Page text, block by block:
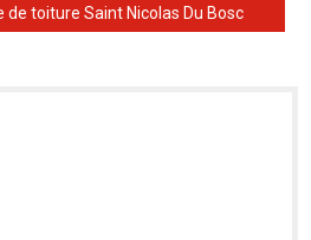
de toiture Saint Nicolas Du Bosc